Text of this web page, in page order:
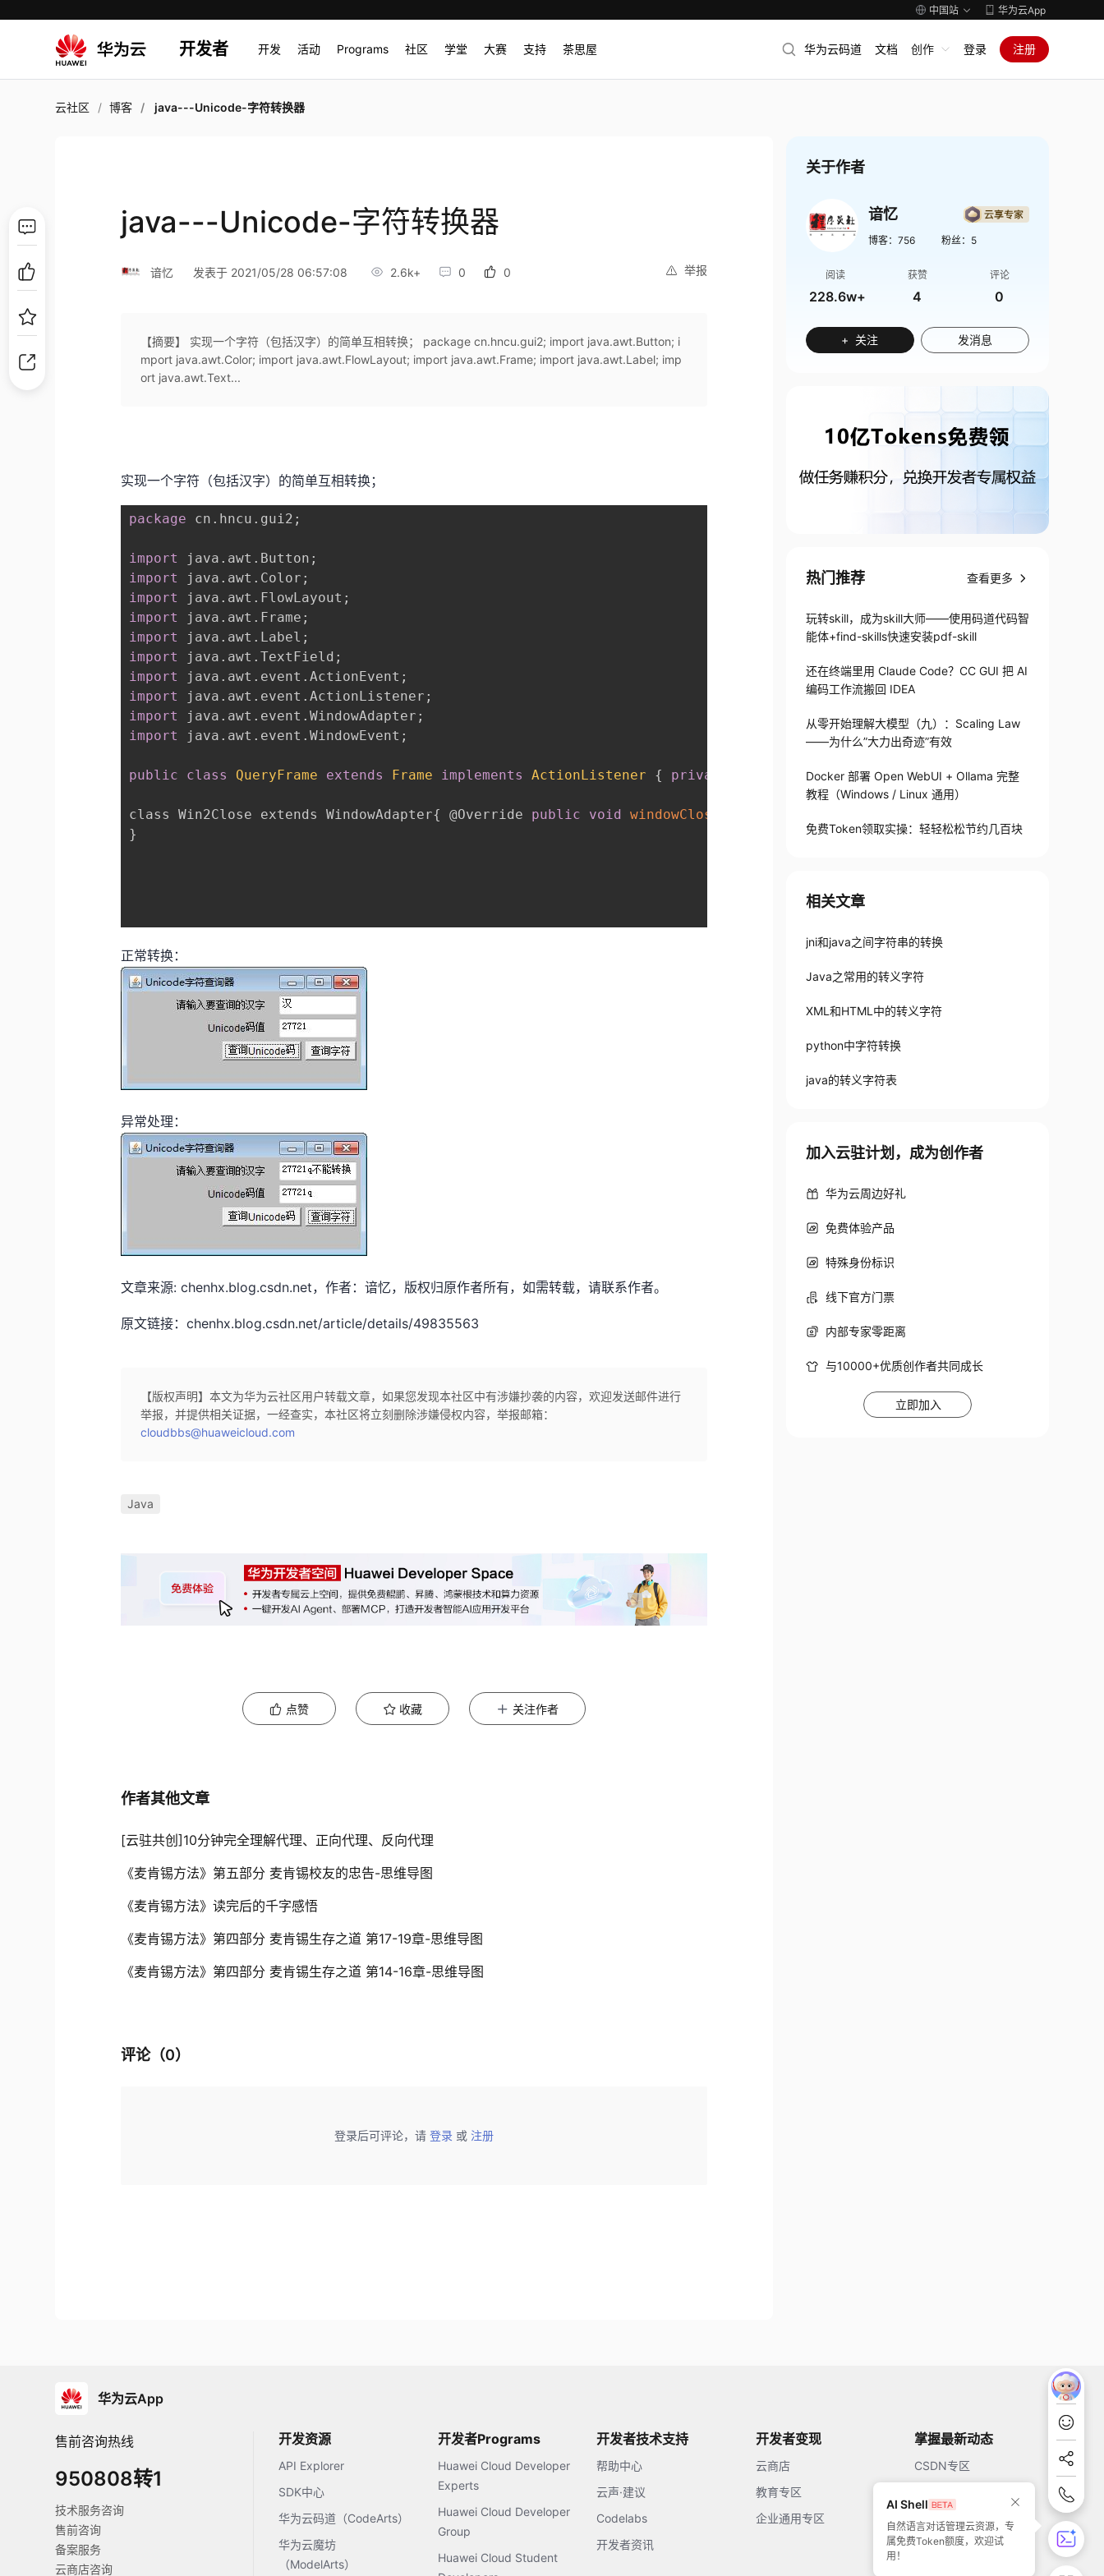
中国站 华为云App
开发者 开发 活动 Programs 社区 学堂 大赛 支持 茶思屋 华为云码道 文档 创作 登录 注册
云社区 博客 java---Unicode-字符转换器
java---Unicode-字符转换器
举报
谙忆 发表于 2021/05/28 06:57:08 2.6k+ 0 0
【摘要】 实现一个字符（包括汉字）的简单互相转换； package cn.hncu.gui2; import java.awt.Button; i
mport java.awt.Color; import java.awt.FlowLayout; import java.awt.Frame; import java.awt.Label; imp
ort java.awt.Text...
实现一个字符（包括汉字）的简单互相转换；
package cn.hncu.gui2;
import
import
import
import
import
import
import
import
import
import
java.awt.event.WindowEvent;
public class QueryFrame extends Frame implements ActionListener { private TextField tfd1,tfd2; private Button
class Win2Close extends WindowAdapter{ @Override public void windowClosing
}
正常转换：
异常处理：
文章来源: chenhx.blog.csdn.net，作者：谙忆，版权归原作者所有，如需转载，请联系作者。
原文链接：chenhx.blog.csdn.net/article/details/49835563
【版权声明】本文为华为云社区用户转载文章，如果您发现本社区中有涉嫌抄袭的内容，欢迎发送邮件进行
举报，并提供相关证据，一经查实，本社区将立刻删除涉嫌侵权内容，举报邮箱：
cloudbbs@huaweicloud.com
Java
点赞 收藏 关注作者
作者其他文章
[云驻共创]10分钟完全理解代理、正向代理、反向代理
《麦肯锡方法》第五部分 麦肯锡校友的忠告-思维导图
《麦肯锡方法》读完后的千字感悟
《麦肯锡方法》第四部分 麦肯锡生存之道 第17-19章-思维导图
《麦肯锡方法》第四部分 麦肯锡生存之道 第14-16章-思维导图
评论（0）
登录后可评论，请 登录 或 注册
关于作者
谙忆
博客： 756 粉丝： 5
阅读
228.6w+
获赞
4
评论
0
+ 关注 发消息
热门推荐 查看更多
玩转skill，成为skill大师——使用码道代码智
能体+find-skills快速安装pdf-skill
还在终端里用 Claude Code？CC GUI 把 AI
编码工作流搬回 IDEA
从零开始理解大模型（九）：Scaling Law
——为什么”大力出奇迹”有效
Docker 部署 Open WebUI + Ollama 完整
教程（Windows / Linux 通用）
免费Token领取实操：轻轻松松节约几百块
相关文章
jni和java之间字符串的转换
Java之常用的转义字符
XML和HTML中的转义字符
python中字符转换
java的转义字符表
加入云驻计划，成为创作者
华为云周边好礼
免费体验产品
特殊身份标识
线下官方门票
内部专家零距离
与10000+优质创作者共同成长
立即加入
AI Shell
自然语言对话管理云资源，专
属免费Token额度，欢迎试
用！
华为云App
售前咨询热线
950808转1
技术服务咨询
售前咨询
备案服务
云商店咨询
开发资源
API Explorer
SDK中心
华为云码道（CodeArts）
华为云魔坊
（ModelArts）
开发者Programs
Huawei Cloud Developer
Experts
Huawei Cloud Developer
Group
Huawei Cloud Student
开发者技术支持
帮助中心
云声·建议
Codelabs
开发者资讯
开发者变现
云商店
教育专区
企业通用专区
掌握最新动态
CSDN专区
开源中国
51CTO